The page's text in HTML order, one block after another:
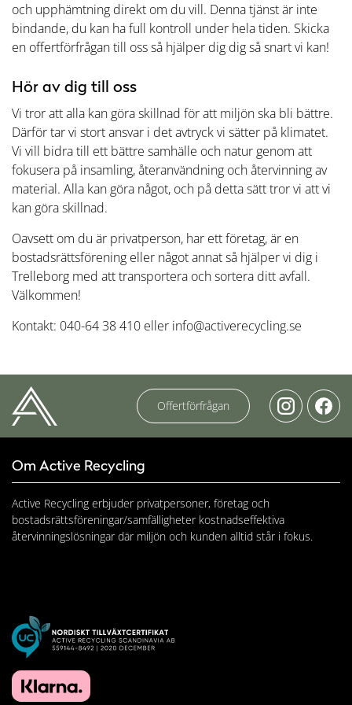
och upphämtning direkt om du vill. Denna tjänst är inte
bindande, du kan ha full kontroll under hela tiden. Skicka
en offertförfrågan till oss så hjälper dig dig så snart vi kan!
Hör av dig till oss
Vi tror att alla kan göra skillnad för att miljön ska bli bättre.
Därför tar vi stort ansvar i det avtryck vi sätter på klimatet.
Vi vill bidra till ett bättre samhälle och natur genom att
fokusera på insamling, återanvändning och återvinning av
material. Alla kan göra något, och på detta sätt tror vi att vi
kan göra skillnad.
Oavsett om du är privatperson, har ett företag, är en
bostadsrättsförening eller något annat så hjälper vi dig i
Trelleborg med att transportera och sortera ditt avfall.
Välkommen!
Kontakt: 040-64 38 410 eller info@activerecycling.se
Offertförfrågan
Om Active Recycling
Active Recycling erbjuder privatpersoner, företag och
bostadsrättsföreningar/samfälligheter kostnadseffektiva
återvinningslösningar där miljön och kunden alltid står i fokus.